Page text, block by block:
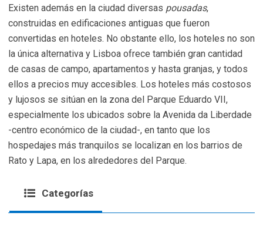
Existen además en la ciudad diversas pousadas,
construidas en edificaciones antiguas que fueron
convertidas en hoteles. No obstante ello, los hoteles no son
la única alternativa y Lisboa ofrece también gran cantidad
de casas de campo, apartamentos y hasta granjas, y todos
ellos a precios muy accesibles. Los hoteles más costosos
y lujosos se sitúan en la zona del Parque Eduardo VII,
especialmente los ubicados sobre la Avenida da Liberdade
-centro económico de la ciudad-, en tanto que los
hospedajes más tranquilos se localizan en los barrios de
Rato y Lapa, en los alrededores del Parque.
Categorías